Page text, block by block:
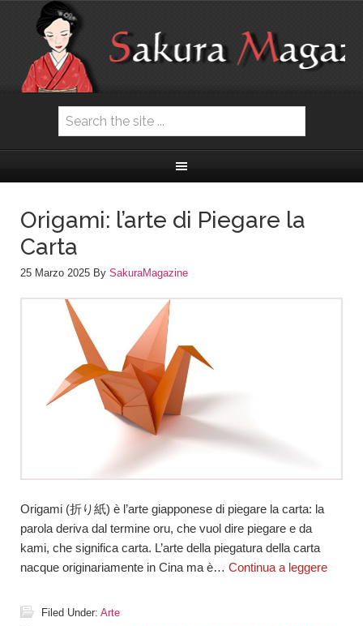
Origami: l’arte di Piegare la
Carta
25 Marzo 2025 By SakuraMagazine
Origami (折り紙) è l’arte giapponese di piegare la carta: la
parola deriva dal termine oru, che vuol dire piegare e da
kami, che significa carta. L’arte della piegatura della carta
nacque originariamente in Cina ma è… Continua a leggere
Filed Under: Arte